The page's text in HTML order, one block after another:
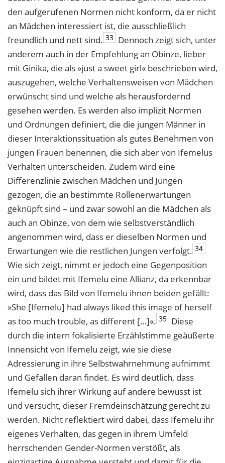
den aufgerufenen Normen nicht konform, da er nicht
an Mädchen interessiert ist, die ausschließlich
freundlich und nett sind. 33 Dennoch zeigt sich, unter
anderem auch in der Empfehlung an Obinze, lieber
mit Ginika, die als »just a sweet girl« beschrieben wird,
auszugehen, welche Verhaltensweisen von Mädchen
erwünscht sind und welche als herausfordernd
gesehen werden. Es werden also implizit Normen
und Ordnungen definiert, die die jungen Männer in
dieser Interaktionssituation als gutes Benehmen von
jungen Frauen benennen, die sich aber von Ifemelus
Verhalten unterscheiden. Zudem wird eine
Differenzlinie zwischen Mädchen und Jungen
gezogen, die an bestimmte Rollenerwartungen
geknüpft sind – und zwar sowohl an die Mädchen als
auch an Obinze, von dem wie selbstverständlich
angenommen wird, dass er dieselben Normen und
Erwartungen wie die restlichen Jungen verfolgt. 34
Wie sich zeigt, nimmt er jedoch eine Gegenposition
ein und bildet mit Ifemelu eine Allianz, da erkennbar
wird, dass das Bild von Ifemelu ihnen beiden gefällt:
»She [Ifemelu] had always liked this image of herself
as too much trouble, as different […]«. 35 Diese
durch die intern fokalisierte Erzählstimme geäußerte
Innensicht von Ifemelu zeigt, wie sie diese
Adressierung in ihre Selbstwahrnehmung aufnimmt
und Gefallen daran findet. Es wird deutlich, dass
Ifemelu sich ihrer Wirkung auf andere bewusst ist
und versucht, dieser Fremdeinschätzung gerecht zu
werden. Nicht reflektiert wird dabei, dass Ifemelu ihr
eigenes Verhalten, das gegen in ihrem Umfeld
herrschenden Gender-Normen verstößt, als